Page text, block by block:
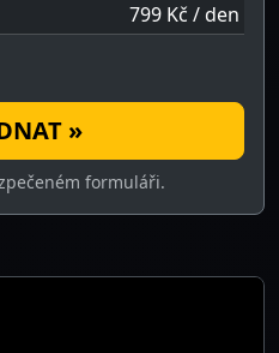
799 Kč / den
»
formuláři.